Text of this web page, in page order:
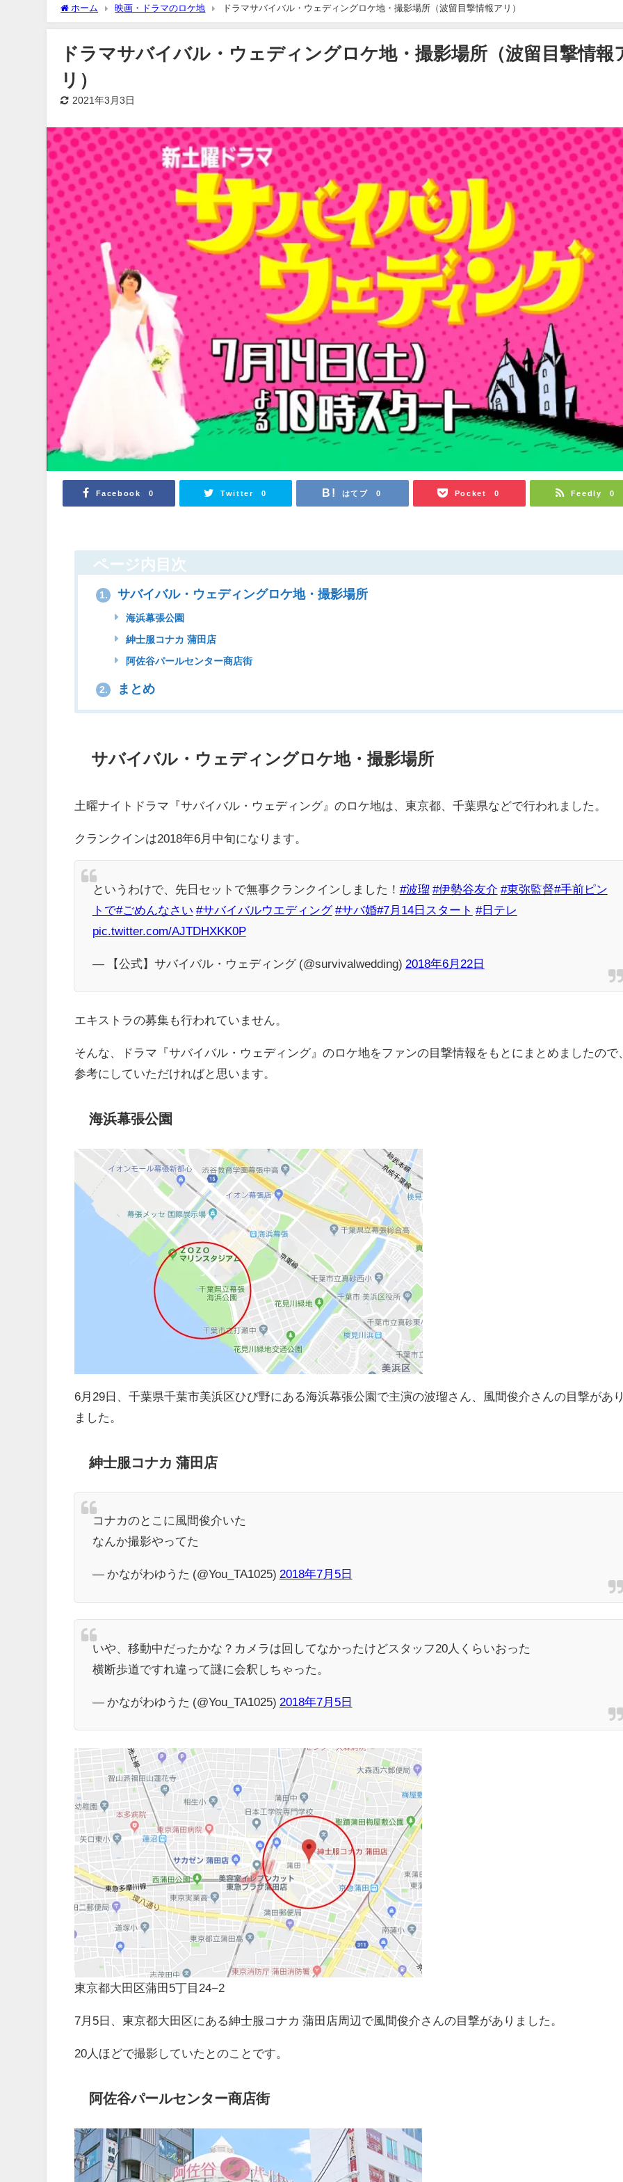
ホーム 映画・ドラマのロケ地 ドラマサバイバル・ウェディングロケ地・撮影場所（波留目撃情報アリ）
ドラマサバイバル・ウェディングロケ地・撮影場所（波留目撃情報
リ）
2021年3月3日
Facebook 0 Twitter 0 はてブ 0 Pocket 0 Feedly 0
ページ内目次
1. サバイバル・ウェディングロケ地・撮影場所
海浜幕張公園
紳士服コナカ 蒲田店
阿佐谷パールセンター商店街
2. まとめ
サバイバル・ウェディングロケ地・撮影場所
土曜ナイトドラマ『サバイバル・ウェディング』のロケ地は、東京都、千葉県などで行われました。
クランクインは2018年6月中旬になります。
というわけで、先日セットで無事クランクインしました！ #波瑠 #伊勢谷友介 #東弥監督#手前ピン
トで#ごめんなさい #サバイバルウエディング #サバ婚#7月14日スタート #日テレ
pic.twitter.com/AJTDHXKK0P
— 【公式】サバイバル・ウェディング (@survivalwedding) 2018年6月22日
エキストラの募集も行われていません。
そんな、ドラマ『サバイバル・ウェディング』のロケ地をファンの目撃情報をもとにまとめましたので
参考にしていただければと思います。
海浜幕張公園
6月29日、千葉県千葉市美浜区ひび野にある海浜幕張公園で主演の波瑠さん、風間俊介さんの目撃があ
ました。
紳士服コナカ 蒲田店
コナカのとこに風間俊介いた
なんか撮影やってた
— かながわゆうた (@You_TA1025) 2018年7月5日
いや、移動中だったかな？カメラは回してなかったけどスタッフ20人くらいおった
横断歩道ですれ違って謎に会釈しちゃった。
— かながわゆうた (@You_TA1025) 2018年7月5日
東京都大田区蒲田5丁目24−2
7月5日、東京都大田区にある紳士服コナカ 蒲田店周辺で風間俊介さんの目撃がありました。
20人ほどで撮影していたとのことです。
阿佐谷パールセンター商店街